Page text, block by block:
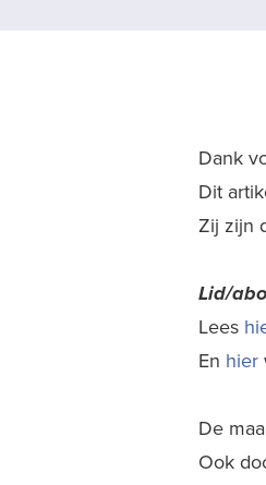
Dank
Dit
Zij zijn
Lid/
Lees
En hier
De
Ook